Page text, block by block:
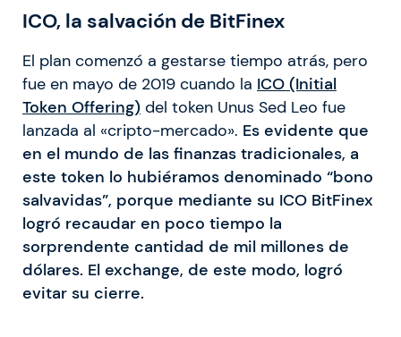
ICO, la salvación de BitFinex
El plan comenzó a gestarse tiempo atrás, pero
fue en mayo de 2019 cuando la ICO (Initial
Token Offering) del token Unus Sed Leo fue
lanzada al «cripto-mercado». Es evidente que
en el mundo de las finanzas tradicionales, a
este token lo hubiéramos denominado “bono
salvavidas”, porque mediante su ICO BitFinex
logró recaudar en poco tiempo la
sorprendente cantidad de mil millones de
dólares. El exchange, de este modo, logró
evitar su cierre.